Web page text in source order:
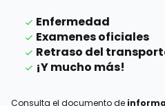
Enfermedad
Examenes oficiales
Retraso del
¡Y mucho más!
Consulta el documento de